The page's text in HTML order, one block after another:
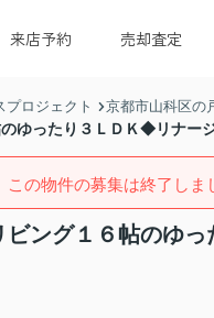
来店予約 売却査定
ロジェクト 京都市山科区の
ゆったり３ＬＤＫ◆リナー
この物件の募集は終了しま
ング１６帖のゆ